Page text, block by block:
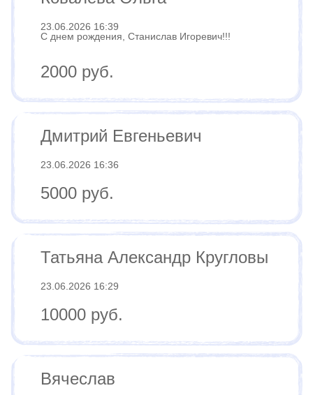
23.06.2026 16:39
С днем рождения, Станислав Игоревич!!!
2000 руб.
Дмитрий Евгеньевич
23.06.2026 16:36
5000 руб.
Татьяна Александр Кругловы
23.06.2026 16:29
10000 руб.
Вячеслав